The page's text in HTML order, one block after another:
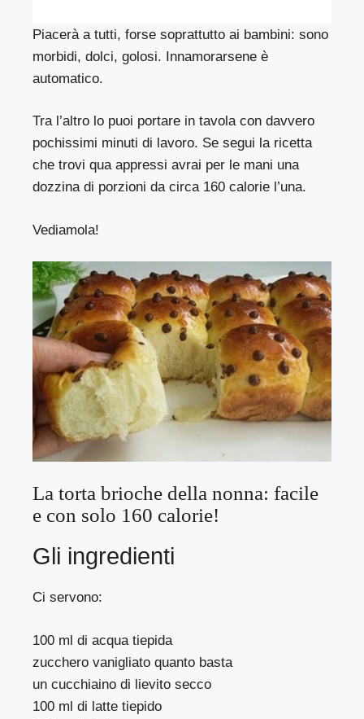
Piacerà a tutti, forse soprattutto ai bambini: sono
morbidi, dolci, golosi. Innamorarsene è
automatico.
Tra l’altro lo puoi portare in tavola con davvero
pochissimi minuti di lavoro. Se segui la ricetta
che trovi qua appressi avrai per le mani una
dozzina di porzioni da circa 160 calorie l’una.
Vediamola!
La torta brioche della nonna: facile
e con solo 160 calorie!
Gli ingredienti
Ci servono:
100 ml di acqua tiepida
zucchero vanigliato quanto basta
un cucchiaino di lievito secco
100 ml di latte tiepido